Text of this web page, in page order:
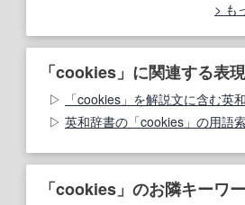
も
「cookies」に関連する表
「cookies」を解説文に含む英
英和辞書の「cookies」の用語
「cookies」のお隣キーワ